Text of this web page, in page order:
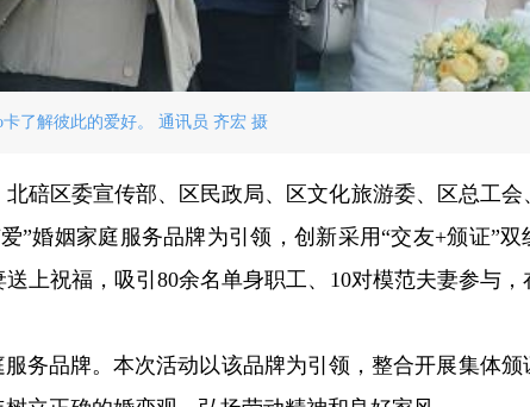
卡了解彼此的爱好。 通讯员 齐宏 摄
碚区委宣传部、区民政局、区文化旅游委、区总工会
”婚姻家庭服务品牌为引领，创新采用“交友+颁证”双
上祝福，吸引80余名单身职工、10对模范夫妻参与，
务品牌。本次活动以该品牌为引领，整合开展集体颁